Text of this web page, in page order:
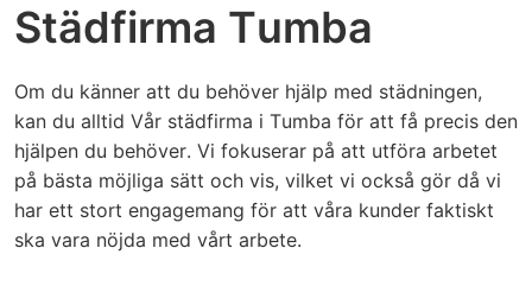
Städfirma Tumba
Om du känner att du behöver hjälp med städningen,
kan du alltid Vår städfirma i Tumba för att få precis den
hjälpen du behöver. Vi fokuserar på att utföra arbetet
på bästa möjliga sätt och vis, vilket vi också gör då vi
har ett stort engagemang för att våra kunder faktiskt
ska vara nöjda med vårt arbete.